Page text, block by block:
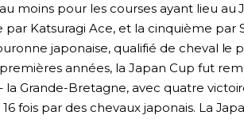
moins pour les courses ayant lieu
Katsuragi Ace, et la cinquième par
japonaise, qualifié de cheval le
années, la Japan Cup fut
la Grande-Bretagne, avec quatre
fois par des chevaux japonais. La